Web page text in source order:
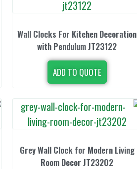
Wall Clocks For Kitchen Decoration
with Pendulum JT23122
ADD TO QUOTE
Grey Wall Clock for Modern Living
Room Decor JT23202